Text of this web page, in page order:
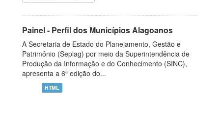
Painel - Perfil dos Municípios Alagoanos
A Secretaria de Estado do Planejamento, Gestão e
Patrimônio (Seplag) por meio da Superintendência de
Produção da Informação e do Conhecimento (SINC),
apresenta a 6ª edição do...
HTML